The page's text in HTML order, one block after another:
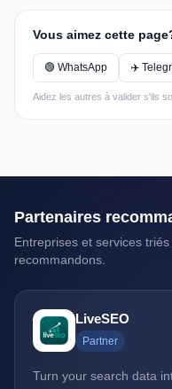
Vous aimez cette
🟢 WhatsApp ✈️
Aidez les autres à valider s'ils
Partenaires
Entreprises et services
recommandons.
LiveSEO
Partner
Turn your search data